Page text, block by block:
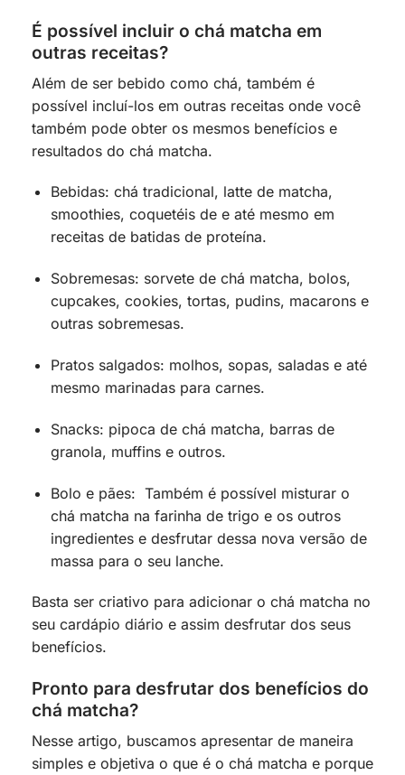
É possível incluir o chá matcha em
outras receitas?
Além de ser bebido como chá, também é
possível incluí-los em outras receitas onde você
também pode obter os mesmos benefícios e
resultados do chá matcha.
Bebidas: chá tradicional, latte de matcha,
smoothies, coquetéis de e até mesmo em
receitas de batidas de proteína.
Sobremesas: sorvete de chá matcha, bolos,
cupcakes, cookies, tortas, pudins, macarons e
outras sobremesas.
Pratos salgados: molhos, sopas, saladas e até
mesmo marinadas para carnes.
Snacks: pipoca de chá matcha, barras de
granola, muffins e outros.
Bolo e pães: Também é possível misturar o
chá matcha na farinha de trigo e os outros
ingredientes e desfrutar dessa nova versão de
massa para o seu lanche.
Basta ser criativo para adicionar o chá matcha no
seu cardápio diário e assim desfrutar dos seus
benefícios.
Pronto para desfrutar dos benefícios do
chá matcha?
Nesse artigo, buscamos apresentar de maneira
simples e objetiva o que é o chá matcha e porque